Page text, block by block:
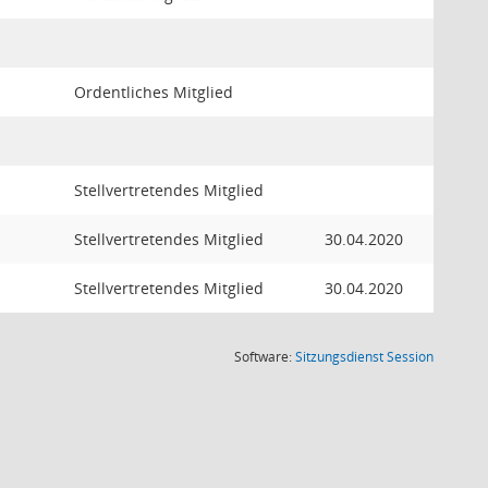
Ordentliches Mitglied
Stellvertretendes Mitglied
Stellvertretendes Mitglied 30.04.2020
Stellvertretendes Mitglied 30.04.2020
Software:SitzungsdienstSession(Wird in